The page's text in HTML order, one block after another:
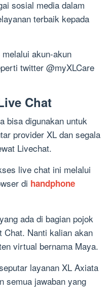
sosial media dalam
terbaik kepada
akun-akun
twitter @myXLCare
Chat
bisa digunakan untuk
provider XL dan segala
Livechat.
live chat ini melalui
di handphone
ada di bagian pojok
Chat. Nanti kalian akan
virtual bernama Maya.
layanan XL Axiata
semua jawaban yang